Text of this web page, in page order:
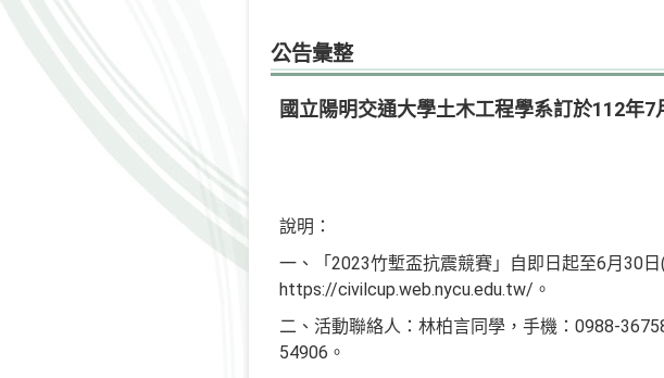
公告彙整
國立陽明交通大學土木工程學系訂於112年
說明：
一、「2023竹塹盃抗震競賽」自即日起至6月30
https://civilcup.web.nycu.edu.tw/。
二、活動聯絡人：林柏言同學，手機：0988-
54906。